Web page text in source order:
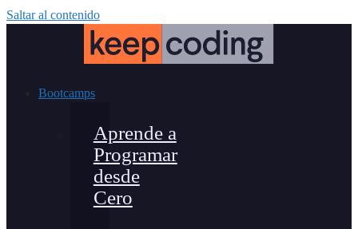
Saltar al contenido
Bootcamps
Aprende a
Programar
desde
Cero